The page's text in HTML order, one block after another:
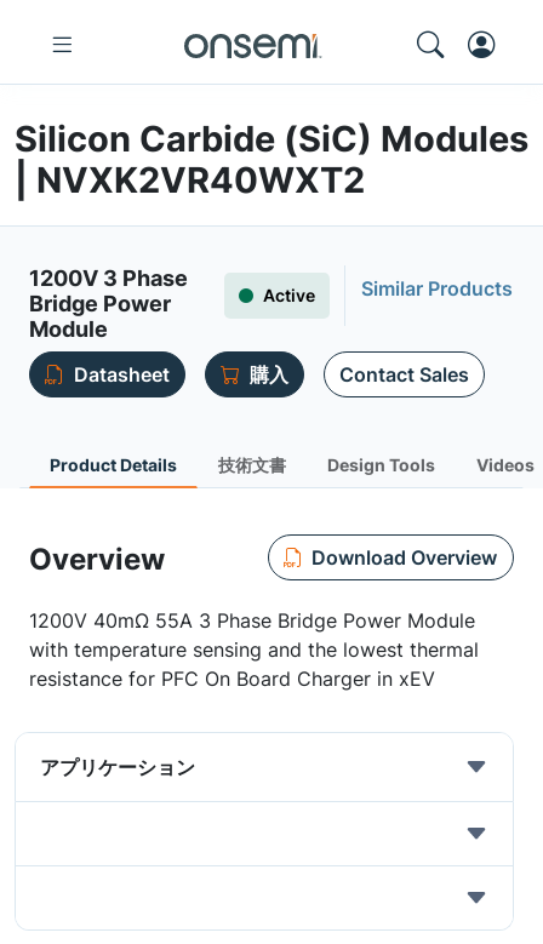
Silicon Carbide (SiC) Modules
| NVXK2VR40WXT2
1200V 3 Phase
Bridge Power
Module
Active Similar Products
Datasheet 購入 Contact Sales
Product Details 技術文書 Design Tools Videos
Overview Download Overview
1200V 40mΩ 55A 3 Phase Bridge Power Module
with temperature sensing and the lowest thermal
resistance for PFC On Board Charger in xEV
アプリケーション